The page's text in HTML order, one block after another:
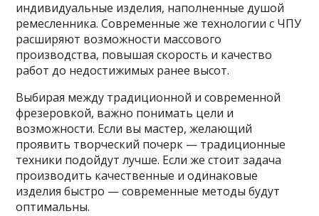
индивидуальные изделия, наполненные душой
ремесленника. Современные же технологии с ЧПУ
расширяют возможности массового
производства, повышая скорость и качество
работ до недостижимых ранее высот.
Выбирая между традиционной и современной
фрезеровкой, важно понимать цели и
возможности. Если вы мастер, желающий
проявить творческий почерк — традиционные
техники подойдут лучше. Если же стоит задача
производить качественные и одинаковые
изделия быстро — современные методы будут
оптимальны.